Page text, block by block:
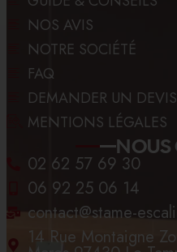
NOS AVIS
NOTRE SOCIÉTÉ
FAQ
DEMANDER UN DEVIS
MENTIONS LÉGALES
NOUS
02 62 57 69 30
06 92 25 06 14
contact@stame-
14 Rue Montaigne